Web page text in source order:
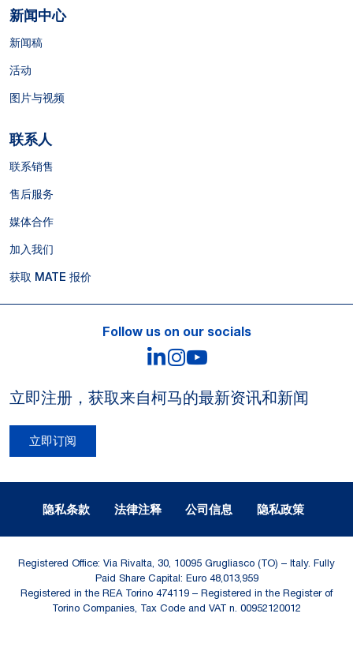
新闻中心
新闻稿
活动
图片与视频
联系人
联系销售
售后服务
媒体合作
加入我们
获取 MATE 报价
Follow us on our socials
LinkedIn
Instagram
立即注册，获取来自柯马的最新资讯和新闻
立即订阅
隐私条款 法律注释 公司信息 隐私政策
Registered Office: Via Rivalta, 30, 10095 Grugliasco (TO) – Italy. Fully
Paid Share Capital: Euro 48,013,959
Registered in the REA Torino 474119 – Registered in the Register of
Torino Companies, Tax Code and VAT n. 00952120012